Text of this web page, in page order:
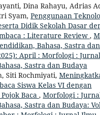
Dina Rahayu, Adrias
Syam, Penggunaan
Didik Sekolah Dasar
: Literature Review ,
Bahasa, Sastra
April : Morfologi :
Sastra dan Budaya
Siti Rochmiyati,
Siswa Kelas VI dengan
Baca , Morfologi :
Sastra dan Budaya: